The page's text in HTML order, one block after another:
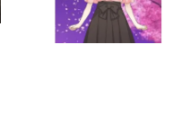
恋愛